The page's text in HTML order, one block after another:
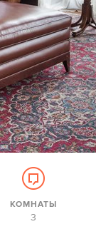
КОМНАТЫ
3